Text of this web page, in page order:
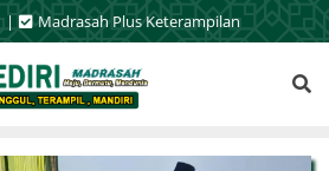
Madrasah Plus Keterampilan